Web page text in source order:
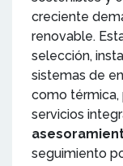
creciente
renovable.
selección,
sistemas de
como térmica,
servicios
seguimiento